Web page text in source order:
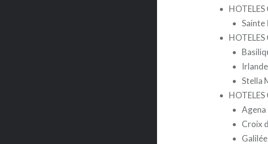
HOTELES
Sainte
HOTELES
Irlande
Stella
HOTELES
Agena
Croix
Galilée